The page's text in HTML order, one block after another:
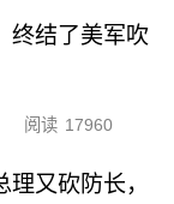
终结了美军吹
阅读 17960
又砍防长，